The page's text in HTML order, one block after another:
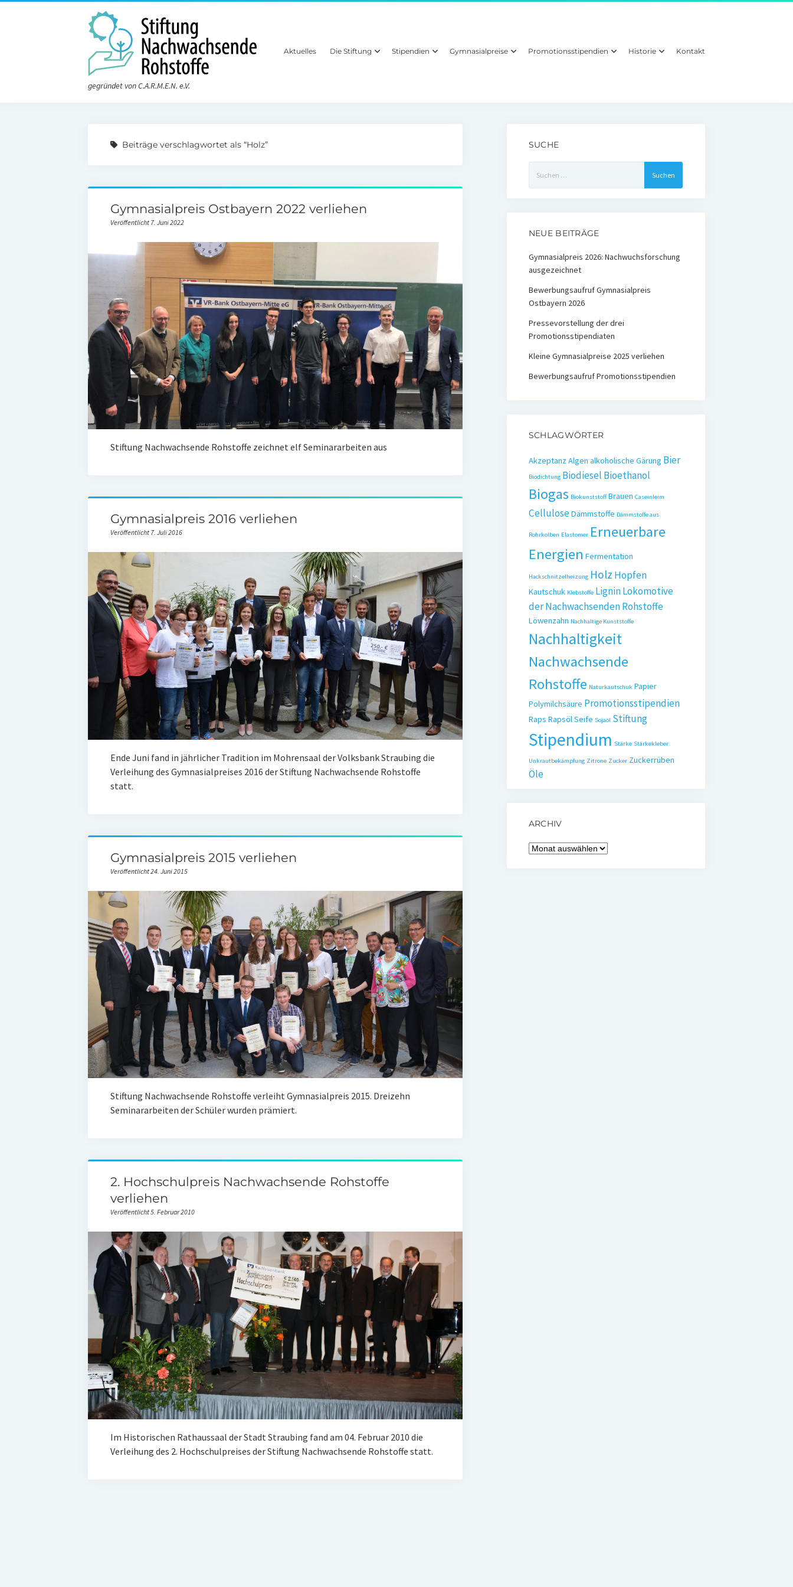
gegründet von C.A.R.M.E.N. e.V.
Aktuelles Die Stiftung Stipendien Gymnasialpreise Promotionsstipendien Historie Kontakt
Beiträge verschlagwortet als “Holz”
Gymnasialpreis Ostbayern 2022 verliehen
Veröffentlicht 7. Juni 2022
Stiftung Nachwachsende Rohstoffe zeichnet elf Seminararbeiten aus
Gymnasialpreis 2016 verliehen
Veröffentlicht 7. Juli 2016
Ende Juni fand in jährlicher Tradition im Mohrensaal der Volksbank Straubing die
Verleihung des Gymnasialpreises 2016 der Stiftung Nachwachsende Rohstoffe
statt.
Gymnasialpreis 2015 verliehen
Veröffentlicht 24. Juni 2015
Stiftung Nachwachsende Rohstoffe verleiht Gymnasialpreis 2015. Dreizehn
Seminararbeiten der Schüler wurden prämiert.
2. Hochschulpreis Nachwachsende Rohstoffe
verliehen
Veröffentlicht 5. Februar 2010
Im Historischen Rathaussaal der Stadt Straubing fand am 04. Februar 2010 die
Verleihung des 2. Hochschulpreises der Stiftung Nachwachsende Rohstoffe statt.
SUCHE
nach:
NEUE BEITRÄGE
Gymnasialpreis 2026: Nachwuchsforschung
ausgezeichnet
Bewerbungsaufruf Gymnasialpreis
Ostbayern 2026
Pressevorstellung der drei
Promotionsstipendiaten
Kleine Gymnasialpreise 2025 verliehen
Bewerbungsaufruf Promotionsstipendien
SCHLAGWÖRTER
Akzeptanz Algen alkoholische Gärung Bier
Biodichtung Biodiesel Bioethanol
Biogas Biokunststoff Brauen Caseinleim
CelluloseDämmstoffe Dämmstoffe aus
Rohrkolben Elastomer Erneuerbare
Energien Fermentation
Hackschnitzelheizung Holz Hopfen
Kautschuk Klebstoffe LigninLokomotive
der Nachwachsenden Rohstoffe
Löwenzahn Nachhaltige Kunststoffe
Nachhaltigkeit
Nachwachsende
Rohstoffe Naturkautschuk Papier
Polymilchsäure Promotionsstipendien
Raps RapsölSeife Sojaöl Stiftung
Stipendium Stärke Stärkekleber
Unkrautbekämpfung Zitrone Zucker Zuckerrüben
Öle
ARCHIV
Archiv